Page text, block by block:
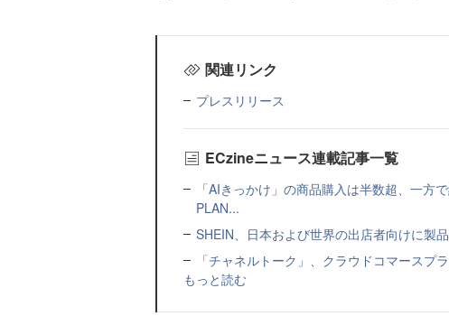
関連リンク
プレスリリース
ECzineニュース連載記事一覧
「AIきっかけ」の商品購入は半数超、一方
PLAN...
SHEIN、日本および世界の出店者向けに製
「チャネルトーク」、クラウドコマースプ
もっと読む